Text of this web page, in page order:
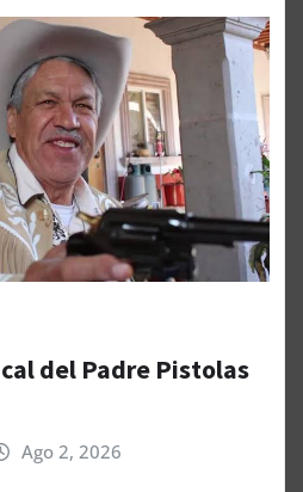
del Padre Pistolas
Ago 2, 2026